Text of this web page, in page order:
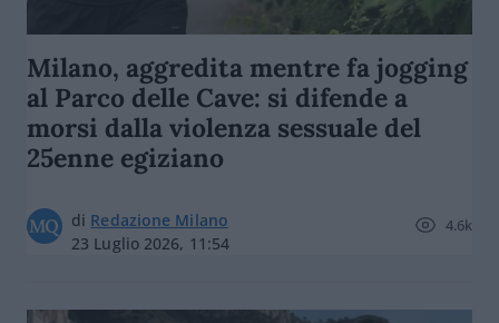
Milano, aggredita mentre fa jogging
al Parco delle Cave: si difende a
morsi dalla violenza sessuale del
25enne egiziano
di Redazione Milano
23 Luglio 2026, 11:54
4.6k